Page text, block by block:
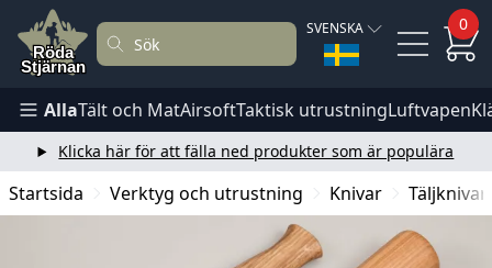
SVENSKA 0
AllaTält och MatAirsoftTaktisk utrustningLuftvapen
Klicka här för att fälla ned produkter som är populära
Startsida Verktyg och utrustning Knivar Täljknivar